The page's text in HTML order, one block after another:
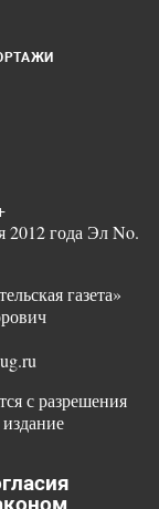
2012 года Эл No.
газета»
с разрешения